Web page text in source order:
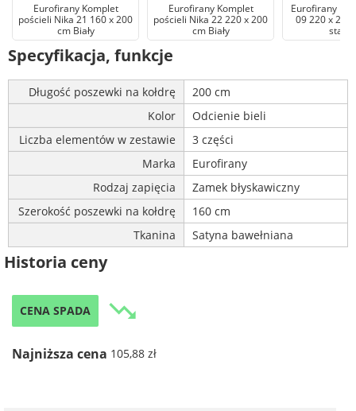
Eurofirany Komplet
pościeli Nika 21 160 x 200
cm Biały
Eurofirany Komplet
pościeli Nika 22 220 x 200
cm Biały
Eurofirany
09 220 x 200
Specyfikacja, funkcje
Długość poszewki na kołdrę
200 cm
Kolor
Odcienie bieli
Liczba elementów w zestawie
3 części
Marka
Eurofirany
Rodzaj zapięcia
Zamek błyskawiczny
Szerokość poszewki na kołdrę
160 cm
Tkanina
Satyna bawełniana
Historia ceny
CENA SPADA trending_down
Najniższa cena 105,88 zł